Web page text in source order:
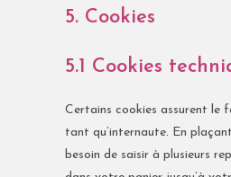
5. Cookies
5.1 Cookies
Certains cookies assurent le
tant qu’internaute. En
besoin de saisir à plusieurs